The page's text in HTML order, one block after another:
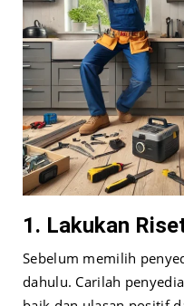
1. Lakukan
Sebelum memilih
dahulu. Carilah